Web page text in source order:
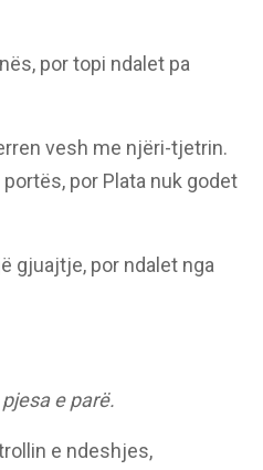
por topi ndalet pa
vesh me njëri-tjetrin.
por Plata nuk godet
gjuajtje, por ndalet nga
e parë.
e ndeshjes,